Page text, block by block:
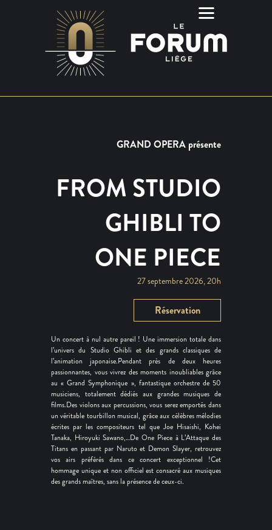
GRAND OPERA présente
FROM STUDIO
GHIBLI TO
ONE PIECE
27 septembre 2026, 20h
Réservation
Un concert à nul autre pareil ! Une immersion totale dans
l’univers du Studio Ghibli et des grands classiques de
l’animation japonaise.Pendant près de deux heures
passionnantes, vous vivrez des moments inoubliables grâce
au « Grand Symphonique », fantastique orchestre de 50
musiciens, totalement dédiés aux grandes musiques de
films.Des violons aux percussions, vous serez emportés dans
un véritable tourbillon musical, grâce aux célèbres mélodies
écrites par les compositeurs tel que Joe Hisaishi, Kohei
Tanaka, Hiroyuki Sawano,…De One Piece à L’Attaque des
Titans en passant par Naruto et Demon Slayer, retrouvez
vos airs préférés dans ce concert exceptionnel !Cet
hommage unique et non officiel est consacré aux musiques
des grands maîtres, sans la présence de ceux-ci.